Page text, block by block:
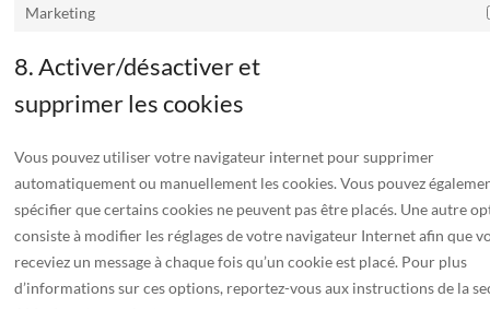
Marketing
8. Activer/désactiver et
supprimer les cookies
Vous pouvez utiliser votre navigateur internet pour supprimer
automatiquement ou manuellement les cookies. Vous pouvez
spécifier que certains cookies ne peuvent pas être placés. Une autre
consiste à modifier les réglages de votre navigateur Internet afin que
receviez un message à chaque fois qu’un cookie est placé. Pour plus
d’informations sur ces options, reportez-vous aux instructions de la